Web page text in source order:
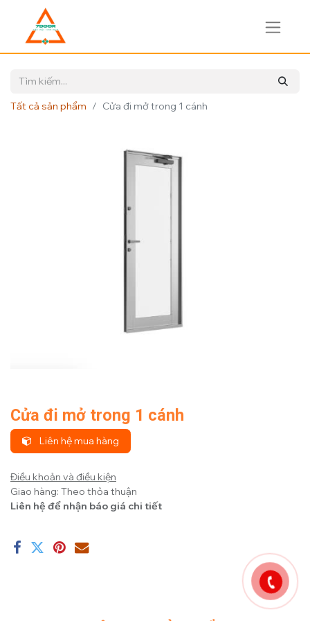
Tất cả sản phẩm Cửa đi mở trong 1 cánh
Cửa đi mở trong 1 cánh
Liên hệ mua hàng
Điều khoản và điều kiện
Giao hàng: Theo thỏa thuận
Liên hệ để nhận báo giá chi tiết